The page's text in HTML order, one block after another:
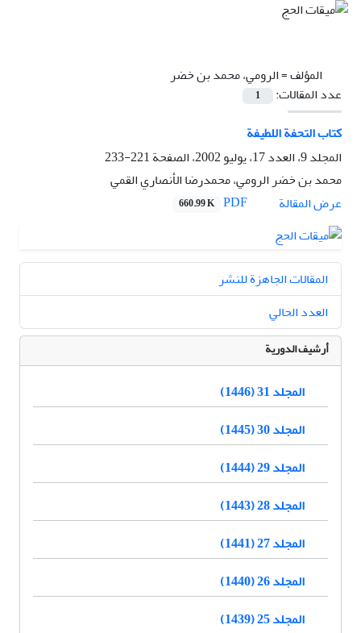
المؤلف =الرومي، محمد بن خضر
عدد المقالات:
1
کتاب التحفة اللطيفة
المجلد 9، العدد 17، يوليو 2002، الصفحة
221-233
محمد بن خضر الرومي، محمدرضا الأنصاري القمي
عرض المقالة
660.99 K
المقالات الجاهزة للنشر
العدد الحالي
أرشيف الدورية
المجلد 31 (1446)
المجلد 30 (1445)
المجلد 29 (1444)
المجلد 28 (1443)
المجلد 27 (1441)
المجلد 26 (1440)
المجلد 25 (1439)